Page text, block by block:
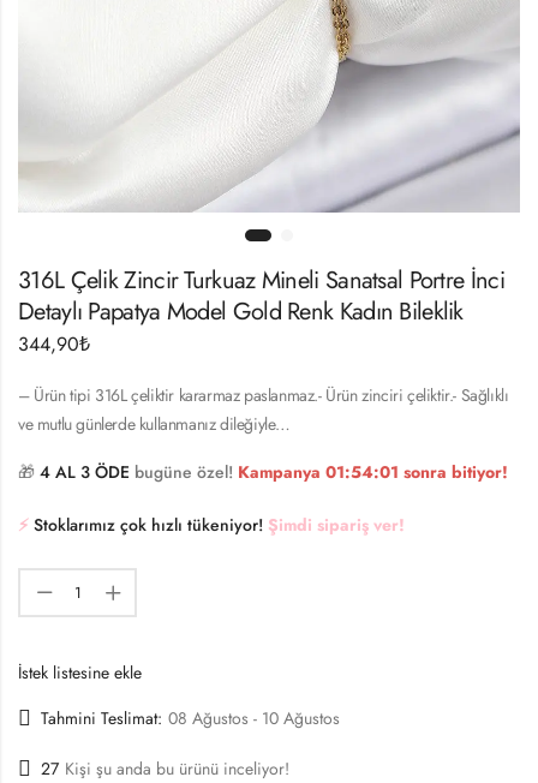
316L Çelik Zincir Turkuaz Mineli Sanatsal Portre İnci
Detaylı Papatya Model Gold Renk Kadın Bileklik
344,90₺
– Ürün tipi 316L çeliktir kararmaz paslanmaz.- Ürün zinciri çeliktir.- Sağlıklı
ve mutlu günlerde kullanmanız dileğiyle…
🎁 4 AL 3 ÖDE bugüne özel! Kampanya 01:54:01 sonra bitiyor!
⚡️ Stoklarımız çok hızlı tükeniyor! Şimdi sipariş ver!
İstek listesine ekle
Tahmini Teslimat: 08 Ağustos - 10 Ağustos
27 Kişi şu anda bu ürünü inceliyor!